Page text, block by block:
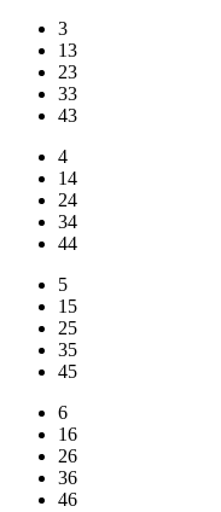
3
13
23
33
43
4
14
24
34
44
5
15
25
35
45
6
16
26
36
46